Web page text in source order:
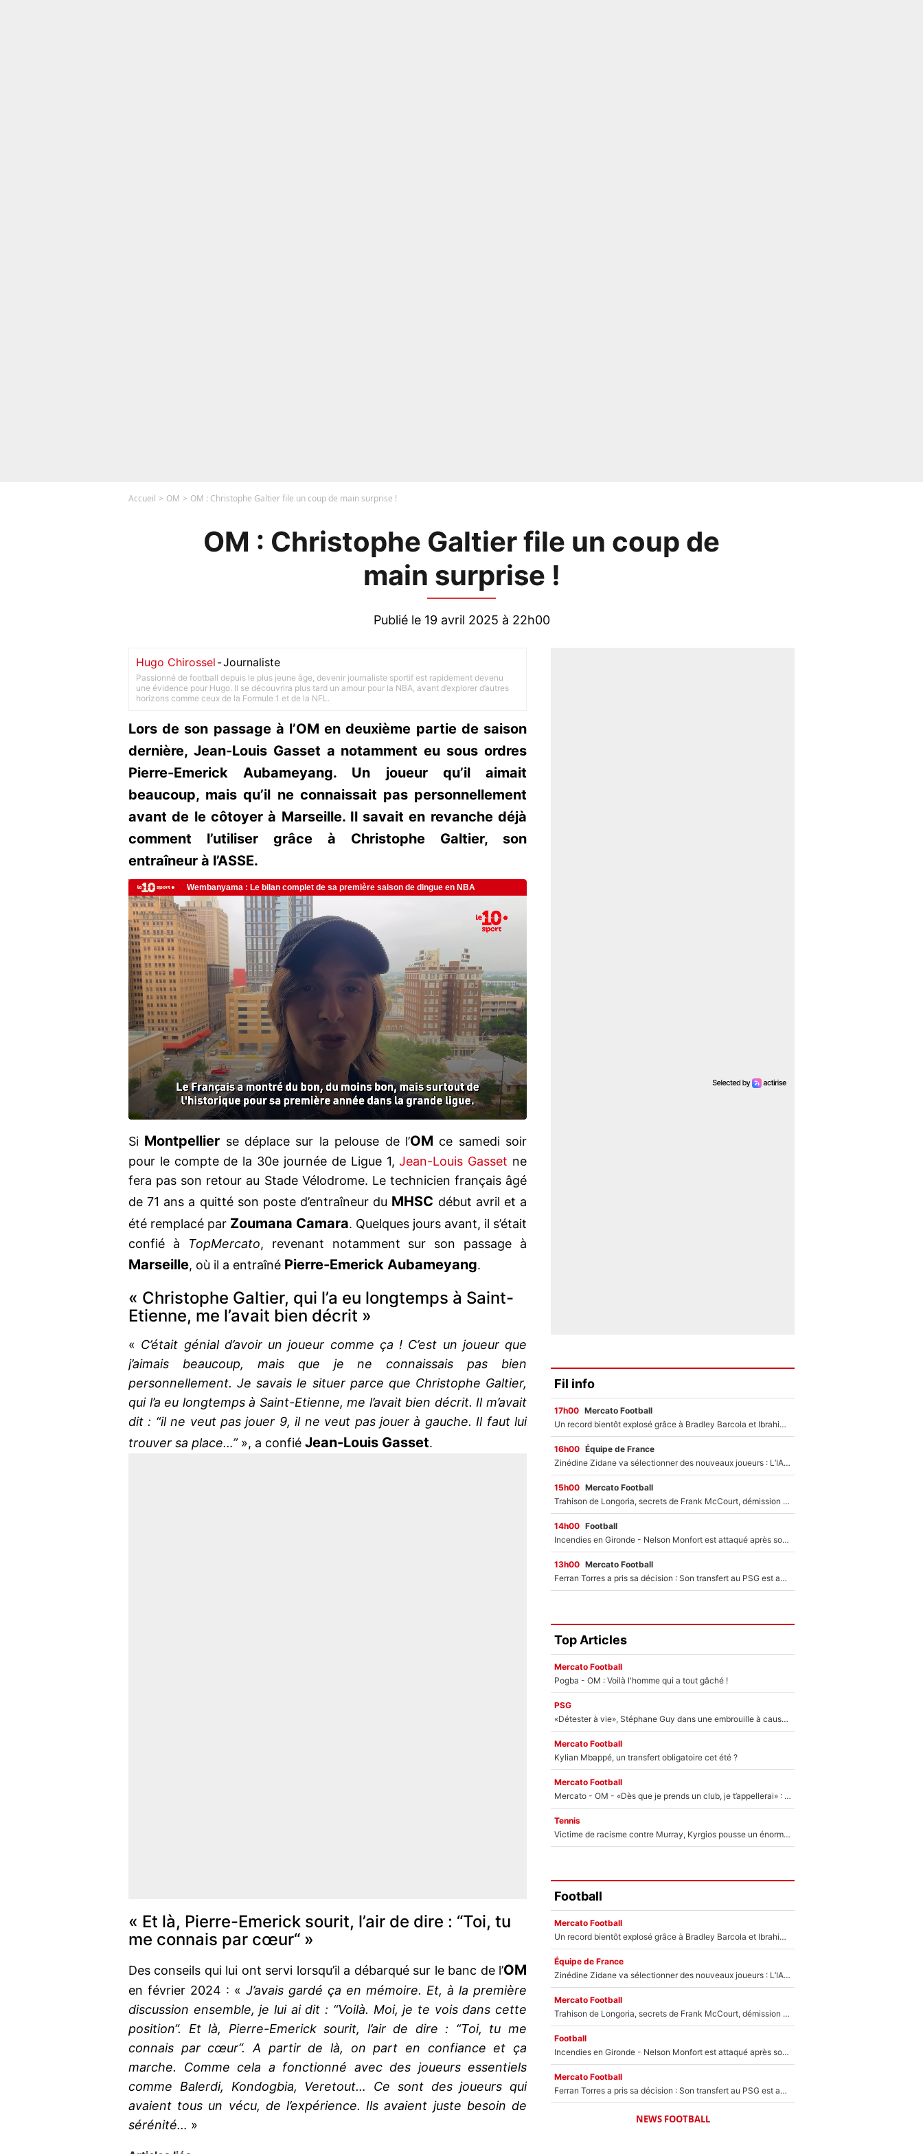
Accueil OM OM : Christophe Galtier file un coup de main surprise !
OM : Christophe Galtier file un coup de
main surprise !
Publié le 19 avril 2025 à 22h00
Hugo Chirossel -Journaliste
Passionné de football depuis le plus jeune âge, devenir journaliste sportif est rapidement devenu
une évidence pour Hugo. Il se découvrira plus tard un amour pour la NBA, avant d’explorer d’autres
horizons comme ceux de la Formule 1 et de la NFL.
Lors de son passage à l’OM en deuxième partie de saison
dernière, Jean-Louis Gasset a notamment eu sous ordres
Pierre-Emerick Aubameyang. Un joueur qu’il aimait
beaucoup, mais qu’il ne connaissait pas personnellement
avant de le côtoyer à Marseille. Il savait en revanche déjà
comment l’utiliser grâce à Christophe Galtier, son
entraîneur à l’ASSE.
Si Montpellier se déplace sur la pelouse de l’OM ce samedi soir
pour le compte de la 30e journée de Ligue 1,Jean-Louis Gasset ne
fera pas son retour au Stade Vélodrome. Le technicien français âgé
de 71 ans a quitté son poste d’entraîneur du MHSC début avril et a
été remplacé par Zoumana Camara. Quelques jours avant, il s’était
confié à
TopMercato, revenant notamment sur son passage à
Marseille, où il a entraîné Pierre-Emerick Aubameyang.
« Christophe Galtier, qui l’a eu longtemps à Saint-
Etienne, me l’avait bien décrit »
« C’était génial d’avoir un joueur comme ça ! C’est un joueur que
j’aimais beaucoup, mais que je ne connaissais pas bien
personnellement. Je savais le situer parce que Christophe Galtier,
qui l’a eu longtemps à Saint-Etienne, me l’avait bien décrit. Il m’avait
dit : “il ne veut pas jouer 9, il ne veut pas jouer à gauche. Il faut lui
trouver sa place…” », a confié Jean-Louis Gasset.
« Et là, Pierre-Emerick sourit, l’air de dire : “Toi, tu
me connais par cœur“ »
Des conseils qui lui ont servi lorsqu’il a débarqué sur le banc de l’OM
en février 2024 : « J’avais gardé ça en mémoire. Et, à la première
discussion ensemble, je lui ai dit : “Voilà. Moi, je te vois dans cette
position“. Et là, Pierre-Emerick sourit, l’air de dire : “Toi, tu me
connais par cœur“. A partir de là, on part en confiance et ça
marche. Comme cela a fonctionné avec des joueurs essentiels
comme Balerdi, Kondogbia, Veretout… Ce sont des joueurs qui
avaient tous un vécu, de l’expérience. Ils avaient juste besoin de
sérénité… »
Fil info
17h00 Mercato Football
Un record bientôt explosé grâce à Bradley Barcola et Ibrahim Mbaye : Le PSG sur le point de réaliser un mercato historique ?
16h00 Équipe de France
Zinédine Zidane va sélectionner des nouveaux joueurs : L’IA dévoile les 5 cracks qui pourraient rapidement le rejoindre en équipe de France !
15h00 Mercato Football
Trahison de Longoria, secrets de Frank McCourt, démission de Roberto De Zerbi : Medhi Benatia se lâche sur son départ de l'OM et fait d'importantes révélations
14h00 Football
Incendies en Gironde - Nelson Monfort est attaqué après son dérapage sur CNews : «Et lui, il prend combien pour parler dans un studio climatisé?»
13h00 Mercato Football
Ferran Torres a pris sa décision : Son transfert au PSG est annoncé en Espagne !
Top Articles
Mercato Football
Pogba - OM : Voilà l'homme qui a tout gâché !
PSG
«Détester à vie», Stéphane Guy dans une embrouille à cause du PSG !
Mercato Football
Kylian Mbappé, un transfert obligatoire cet été ?
Mercato Football
Mercato - OM - «Dès que je prends un club, je t’appellerai» : La promesse de Marcelino au moment de claquer la porte
Tennis
Victime de racisme contre Murray, Kyrgios pousse un énorme coup de gueule !
Football
Mercato Football
Un record bientôt explosé grâce à Bradley Barcola et Ibrahim Mbaye : Le PSG sur le point de réaliser un mercato historique ?
Équipe de France
Zinédine Zidane va sélectionner des nouveaux joueurs : L’IA dévoile les 5 cracks qui pourraient rapidement le rejoindre en équipe de France !
Mercato Football
Trahison de Longoria, secrets de Frank McCourt, démission de Roberto De Zerbi : Medhi Benatia se lâche sur son départ de l'OM et fait d'importantes révélations
Football
Incendies en Gironde - Nelson Monfort est attaqué après son dérapage sur CNews : «Et lui, il prend combien pour parler dans un studio climatisé?»
Mercato Football
Ferran Torres a pris sa décision : Son transfert au PSG est annoncé en Espagne !
NEWS FOOTBALL